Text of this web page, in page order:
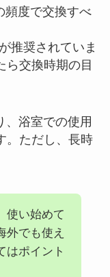
頻度で交換すべ
推奨されていま
ら交換時期の目
、浴室での使用
。ただし、長時
使い始めて
外でも使え
はポイント